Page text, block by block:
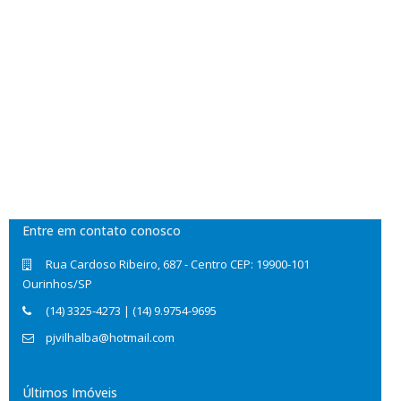
Entre em contato conosco
Rua Cardoso Ribeiro, 687 - Centro CEP: 19900-101
Ourinhos/SP
(14) 3325-4273 | (14) 9.9754-9695
pjvilhalba@hotmail.com
Últimos Imóveis